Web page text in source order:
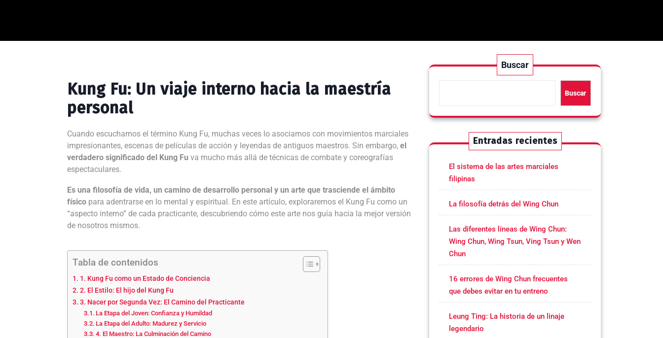
Kung Fu: Un viaje interno hacia la maestría
personal
Cuando escuchamos el término Kung Fu, muchas veces lo asociamos con movimientos marciales
impresionantes, escenas de películas de acción y leyendas de antiguos maestros. Sin embargo, el
verdadero significado del Kung Fu va mucho más allá de técnicas de combate y coreografías
espectaculares.
Es una filosofía de vida, un camino de desarrollo personal y un arte que trasciende el ámbito
físico para adentrarse en lo mental y espiritual. En este artículo, exploraremos el Kung Fu como un
“aspecto interno” de cada practicante, descubriendo cómo este arte nos guía hacia la mejor versión
de nosotros mismos.
Tabla de contenidos
1. Kung Fu como un Estado de Conciencia
2. El Estilo: El hijo del Kung Fu
3. Nacer por Segunda Vez: El Camino del Practicante
La Etapa del Joven: Confianza y Humildad
La Etapa del Adulto: Madurez y Servicio
4. El Maestro: La Culminación del Camino
Buscar
Buscar
Entradas recientes
El sistema de las artes marciales
filipinas
La filosofía detrás del Wing Chun
Las diferentes líneas de Wing Chun:
Wing Chun, Wing Tsun, Ving Tsun y Wen
Chun
16 errores de Wing Chun frecuentes
que debes evitar en tu entreno
Leung Ting: La historia de un linaje
legendario